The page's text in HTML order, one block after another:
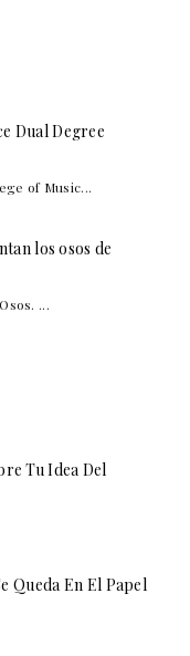
Dual Degree
of Music...
los osos de
...
Tu Idea Del
Queda En El Papel